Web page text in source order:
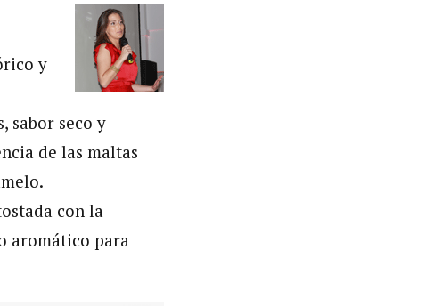
y
sabor seco y
de las maltas
con la
aromático para